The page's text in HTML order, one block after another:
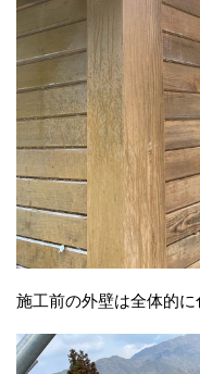
施工前の外壁は全体的に